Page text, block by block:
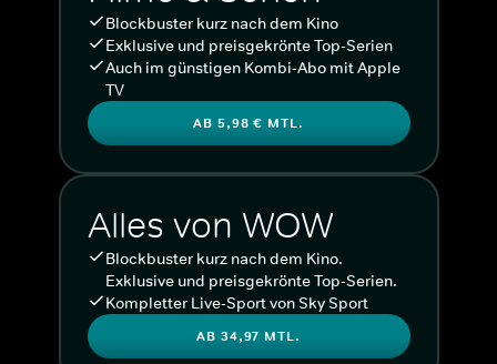
Blockbuster kurz nach dem Kino
Exklusive und preisgekrönte Top-Serien
Auch im günstigen Kombi-Abo mit Apple
TV
AB 5,98 € MTL.
Alles von WOW
Blockbuster kurz nach dem Kino.
Exklusive und preisgekrönte Top-Serien.
Kompletter Live-Sport von Sky Sport
AB 34,97 MTL.